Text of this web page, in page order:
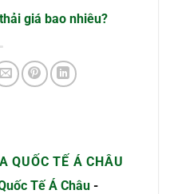
giá bao nhiêu?
QUỐC TẾ Á CHÂU
Tế Á Châu -